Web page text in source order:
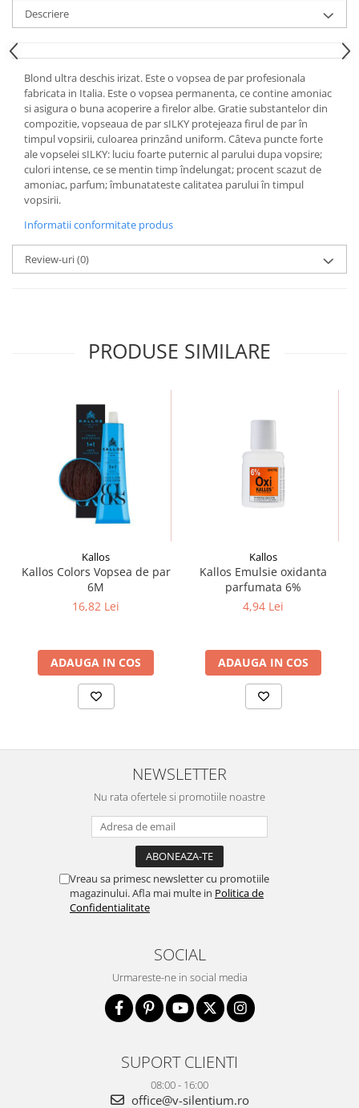
Descriere
Blond ultra deschis irizat. Este o vopsea de par profesionala
fabricata in Italia. Este o vopsea permanenta, ce contine amoniac
si asigura o buna acoperire a firelor albe. Gratie substantelor din
compozitie, vopseaua de par sILKY protejeaza firul de par în
timpul vopsirii, culoarea prinzând uniform. Câteva puncte forte
ale vopselei sILKY: luciu foarte puternic al parului dupa vopsire;
culori intense, ce se mentin timp îndelungat; procent scazut de
amoniac, parfum; îmbunatateste calitatea parului în timpul
vopsirii.
Informatii conformitate produs
Review-uri(0)
PRODUSE SIMILARE
Kallos
Kallos Colors Vopsea de par
6M
16,82 Lei
ADAUGA IN COS
Kallos
Kallos Emulsie oxidanta
parfumata 6%
4,94 Lei
ADAUGA IN COS
NEWSLETTER
Nu rata ofertele si promotiile noastre
Vreau sa primesc newsletter cu promotiile
magazinului. Afla mai multe in Politica de
Confidentialitate
SOCIAL
Urmareste-ne in social media
SUPORT CLIENTI
08:00 - 16:00
office@v-silentium.ro